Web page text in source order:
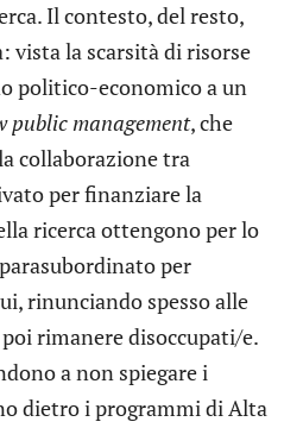
Il contesto, del resto,
vista la scarsità di risorse
politico-economico a un
public management, che
collaborazione tra
per finanziare la
ricerca ottengono per lo
per
rinunciando spesso alle
rimanere disoccupati/e.
a non spiegare i
dietro i programmi di Alta